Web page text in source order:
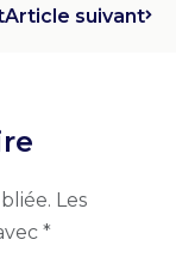
Article suivant
Les
*